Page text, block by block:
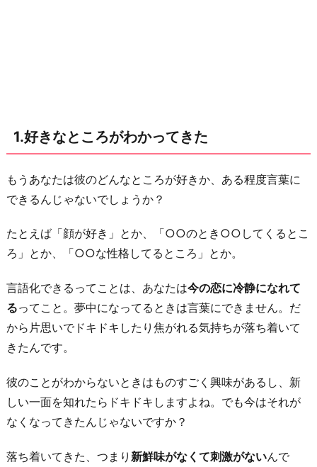
ゃ
な
い
と
ろ
が
か
っ
て
き
た
3.
追
て
1.好きなところがわかってきた
もうあなたは彼のどんなところが好きか、ある程度言葉に
できるんじゃないでしょうか？
たとえば「顔が好き」とか、「○○のとき○○してくるとこ
ろ」とか、「○○な性格してるところ」とか。
言語化できるってことは、あなたは今の恋に冷静になれて
るってこと。夢中になってるときは言葉にできません。だ
から片思いでドキドキしたり焦がれる気持ちが落ち着いて
きたんです。
彼のことがわからないときはものすごく興味があるし、新
しい一面を知れたらドキドキしますよね。でも今はそれが
なくなってきたんじゃないですか？
落ち着いてきた、つまり 新鮮味がなくて刺激がないんで